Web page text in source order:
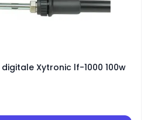
Xytronic lf-1000 100w